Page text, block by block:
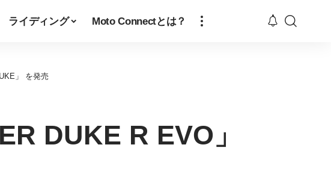
ライディング Moto Connectとは？
」 を発売
DUKE R EVO」